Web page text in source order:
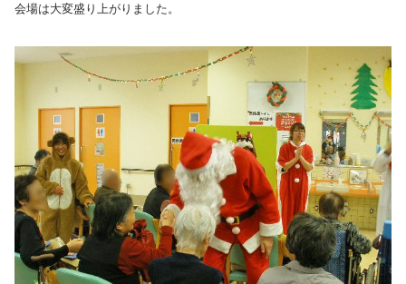
会場は大変盛り上がりました。